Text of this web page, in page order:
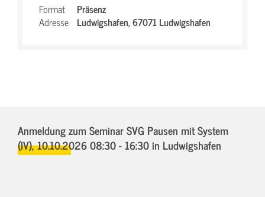
Format
Präsenz
Adresse Ludwigshafen,67071 Ludwigshafen
Anmeldung zum Seminar SVG Pausen mit System
(IV),10.10.2026 08:30 - 16:30in Ludwigshafen